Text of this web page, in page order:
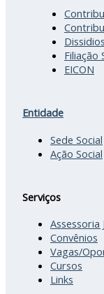
Filiação
EICON
Entidade
Sede Social
Ação Social
Serviços
Assessoria
Convênios
Vagas/
Cursos
Links